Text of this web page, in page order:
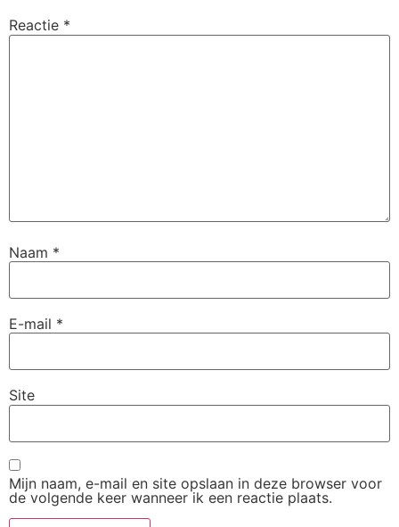
Reactie *
Naam *
E-mail *
Site
Mijn naam, e-mail en site opslaan in deze browser voor
de volgende keer wanneer ik een reactie plaats.